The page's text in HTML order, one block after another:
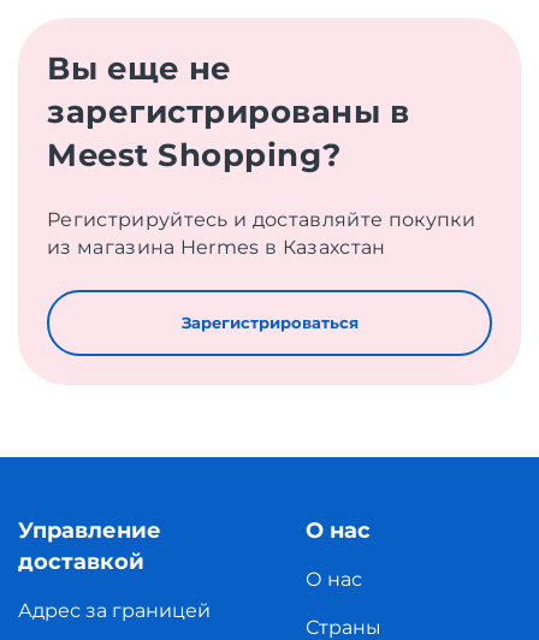
Вы еще не
зарегистрированы в
Meest Shopping?
Регистрируйтесь и доставляйте покупки
из магазина Hermes в Казахстан
Зарегистрироваться
Управление
доставкой
Адрес за границей
О нас
О нас
Страны